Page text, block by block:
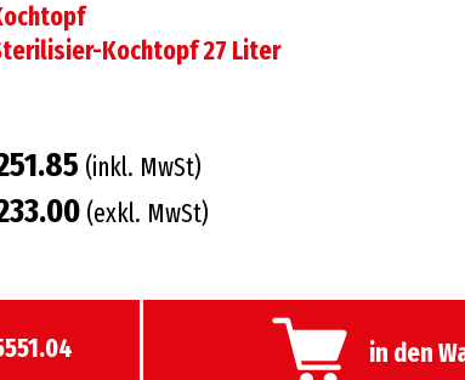
Kochtopf 27 Liter
(inkl. MwSt)
(exkl. MwSt)
in den